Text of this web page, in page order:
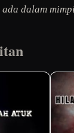
dalam